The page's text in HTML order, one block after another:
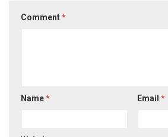
Comment*
Name* Email*